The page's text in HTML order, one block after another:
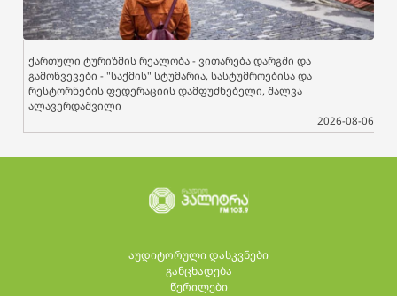
ქართული ტურიზმის რეალობა - ვითარება დარგში და
გამოწვევები - "საქმის" სტუმარია, სასტუმროებისა და
რესტორნების ფედერაციის დამფუძნებელი, შალვა
ალავერდაშვილი
2026-08-06
აუდიტორული დასკვნები
განცხადება
წერილები